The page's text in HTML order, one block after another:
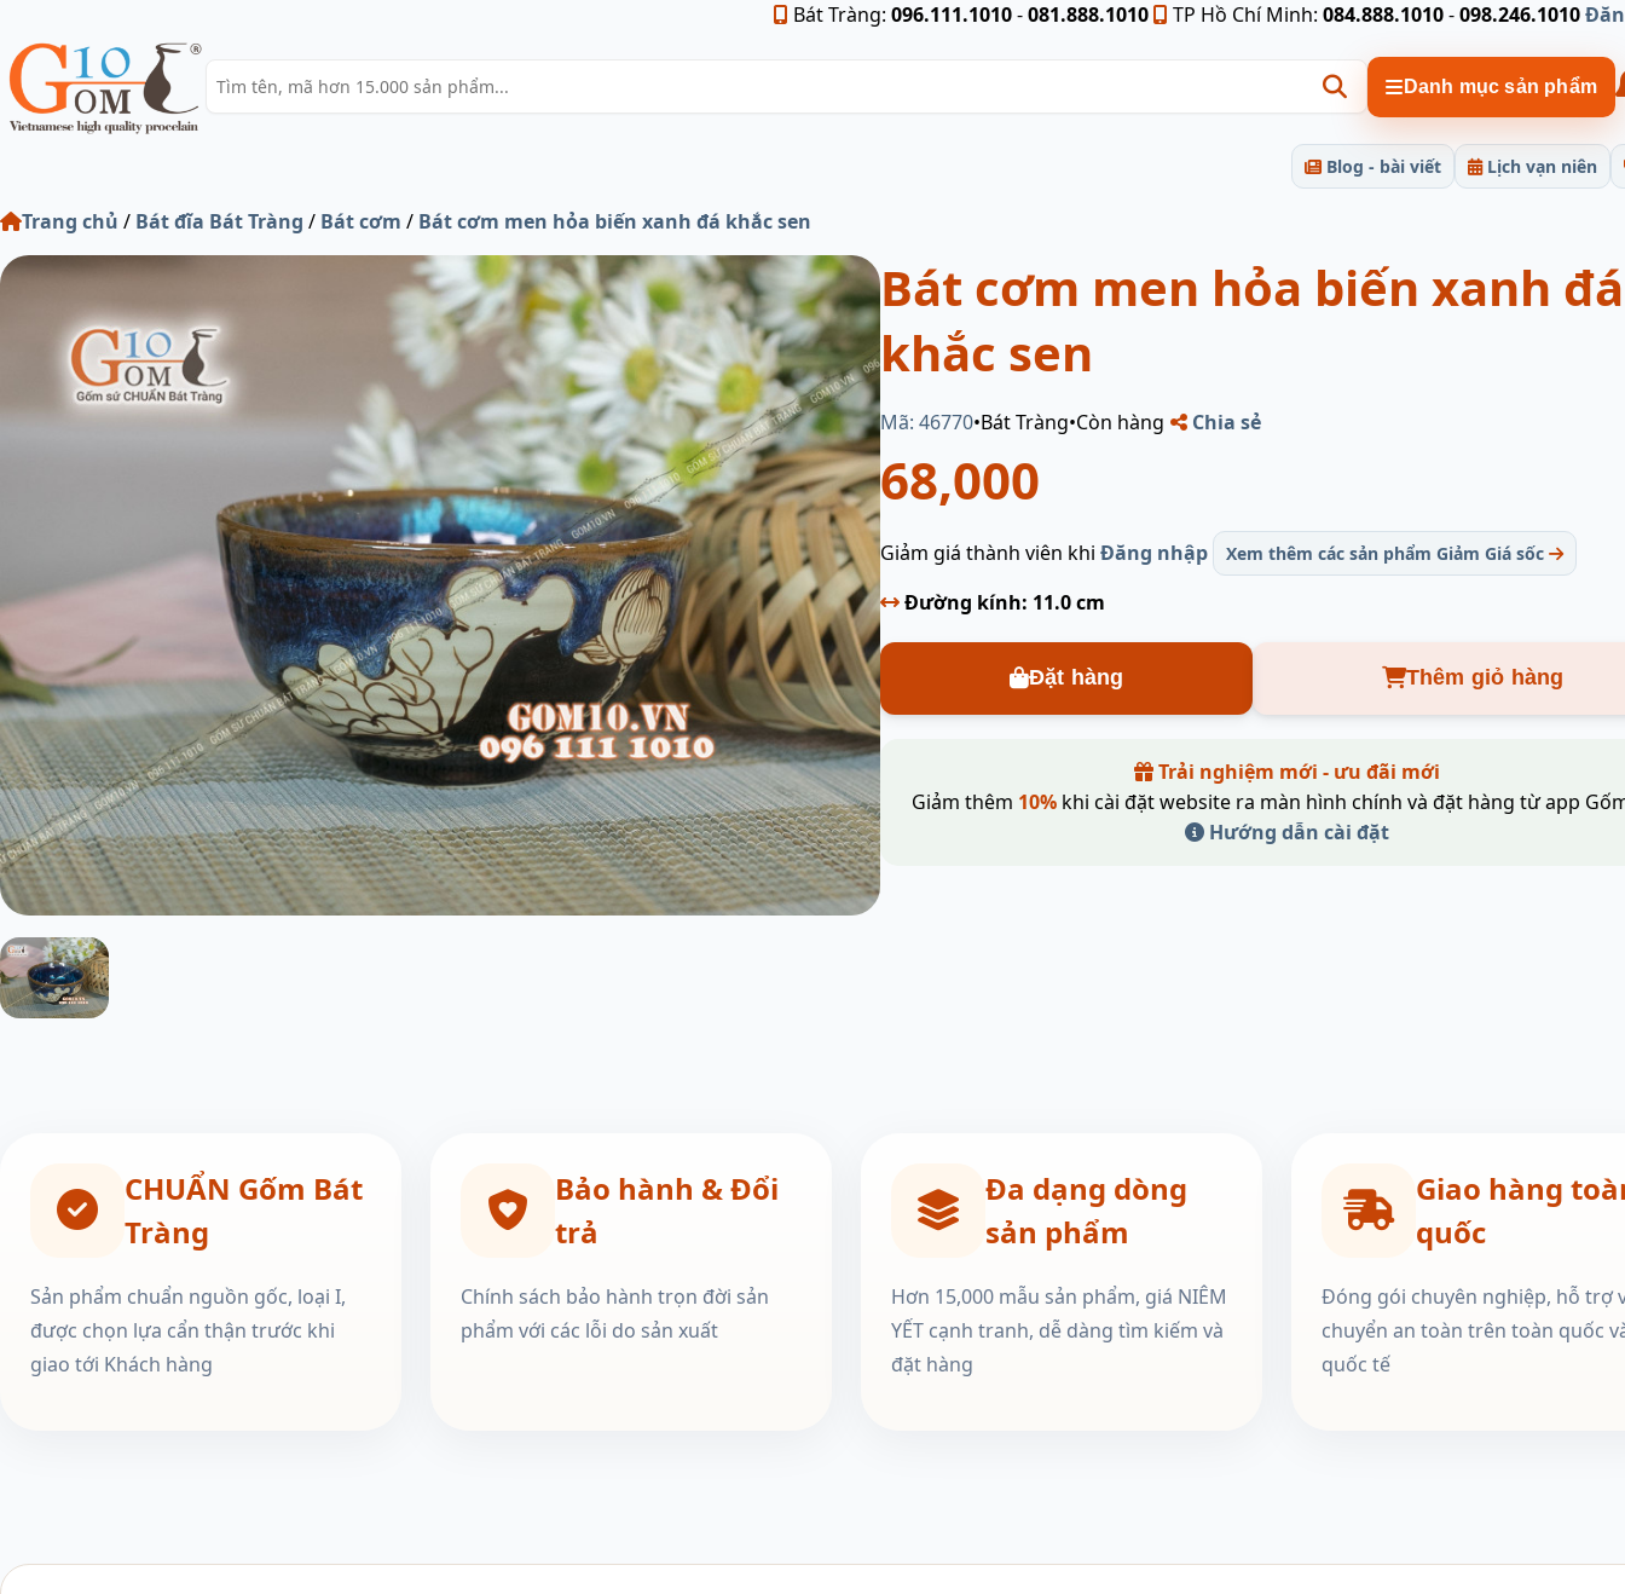
Bát Tràng: 096.111.1010-081.888.1010 TP Hồ Chí Minh: 084.888.1010-098.246.1010
Danh mục sản phẩm
Lịch vạn niên
Blog - bài viết
Trang chủ / Bát đĩa Bát Tràng / Bát cơm / Bát cơm men hỏa biến xanh đá khắc sen
Bát cơm men hỏa biến xanh đá
khắc sen
Mã: 46770•Bát Tràng•Còn hàng Chia sẻ
68,000
Giảm giá thành viên khi Đăng nhập Xem thêm các sản phẩm Giảm Giá sốc
Đường kính: 11.0 cm
Đặt hàng Thêm giỏ hàng
Trải nghiệm mới - ưu đãi mới
Giảm thêm 10% khi cài đặt website ra màn hình chính và đặt hàng từ app
Hướng dẫn cài đặt
CHUẨN Gốm Bát
Tràng
Sản phẩm chuẩn nguồn gốc, loại I,
được chọn lựa cẩn thận trước khi
giao tới Khách hàng
Bảo hành & Đổi
trả
Chính sách bảo hành trọn đời sản
phẩm với các lỗi do sản xuất
Đa dạng dòng
sản phẩm
Hơn 15,000 mẫu sản phẩm, giá NIÊM
YẾT cạnh tranh, dễ dàng tìm kiếm và
đặt hàng
Giao hàng
quốc
Đóng gói chuyên nghiệp, hỗ trợ
chuyển an toàn trên toàn quốc
quốc tế